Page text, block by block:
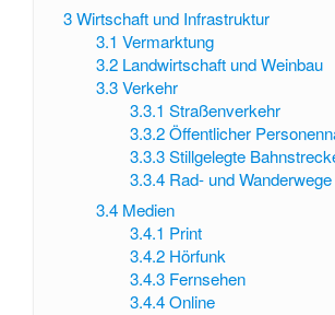
3Wirtschaft und Infrastruktur
3.1 Vermarktung
3.2 Landwirtschaft und Weinbau
3.3 Verkehr
3.3.1 Straßenverkehr
3.3.2 Öffentlicher
3.3.3 Stillgelegte
3.3.4 Rad- und Wanderwege
3.4 Medien
3.4.1 Print
3.4.2 Hörfunk
3.4.3 Fernsehen
3.4.4 Online